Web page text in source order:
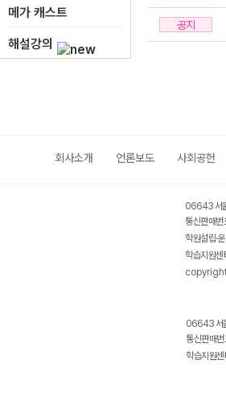
메가 캐스트
해설강의
공지
회사소개 언론보도 사회공헌
06643 서
통신판매
학원설립·
학습지원
06643 서
통신판매
학습지원